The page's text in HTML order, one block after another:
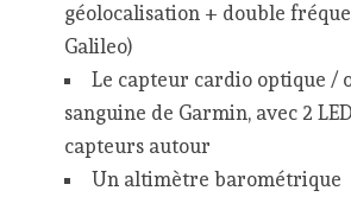
géolocalisation + double
Galileo)
Le capteur cardio optique /
sanguine de Garmin, avec 2
capteurs autour
Un altimètre barométrique